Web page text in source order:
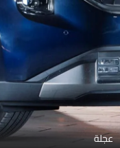
عجلة